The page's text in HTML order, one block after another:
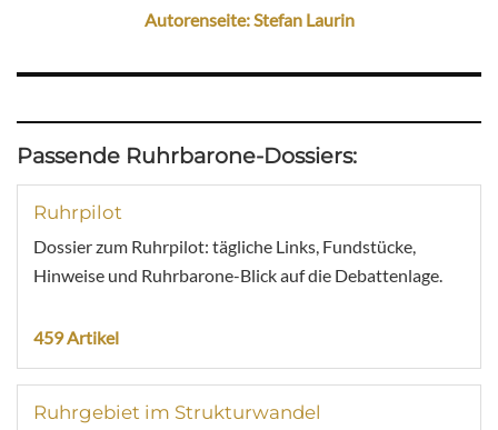
Autorenseite: Stefan Laurin
Passende Ruhrbarone-Dossiers:
Ruhrpilot
Dossier zum Ruhrpilot: tägliche Links, Fundstücke,
Hinweise und Ruhrbarone-Blick auf die Debattenlage.
459 Artikel
Ruhrgebiet im Strukturwandel